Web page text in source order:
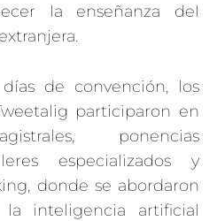
la enseñanza del
de convención, los
participaron en
ponencias
especializados y
donde se abordaron
inteligencia artificial